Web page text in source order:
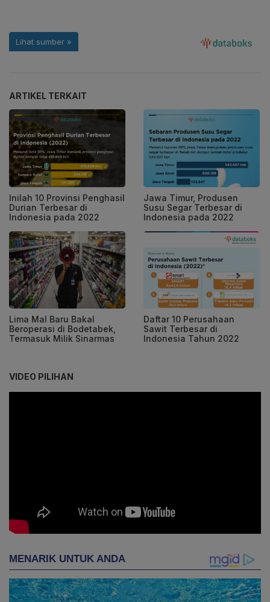
ARTIKEL TERKAIT
Inilah 10 Provinsi Penghasil
Durian Terbesar di
Indonesia pada 2022
Jawa Timur, Produsen
Susu Segar Terbesar di
Indonesia pada 2022
Lima Mal Baru Bakal
Beroperasi di Bodetabek,
Termasuk Milik Sinarmas
Daftar 10 Perusahaan
Sawit Terbesar di
Indonesia Tahun 2022
VIDEO PILIHAN